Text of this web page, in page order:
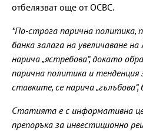
отбелязват още от OCBC.
*По-строга парична политика,
банка залага на увеличаване
нарича „ястребова“, докато
парична политика и тенденция
ставките, се нарича „гълъбова“,
Статията е с информативна
препоръка за инвестиционно